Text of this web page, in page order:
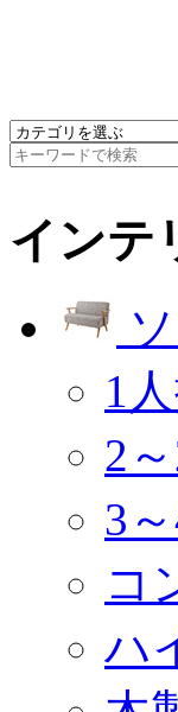
インテ
1
2
3
コ
ハ